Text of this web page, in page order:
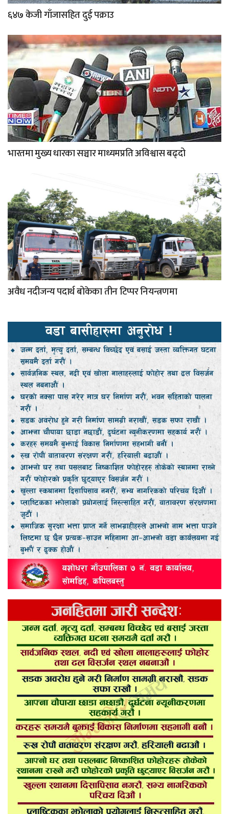
६४७ केजी गाँजासहित दुई पक्राउ
भारतमा मुख्य धारका सञ्चार माध्यमप्रति अविश्वास बढ्दो
अवैध नदीजन्य पदार्थ बोकेका तीन टिप्पर नियन्त्रणमा